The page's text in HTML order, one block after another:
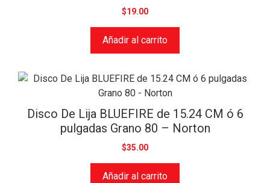
$19.00
Añadir al carrito
Disco De Lija BLUEFIRE de 15.24 CM ó 6
pulgadas Grano 80 – Norton
$35.00
Añadir al carrito